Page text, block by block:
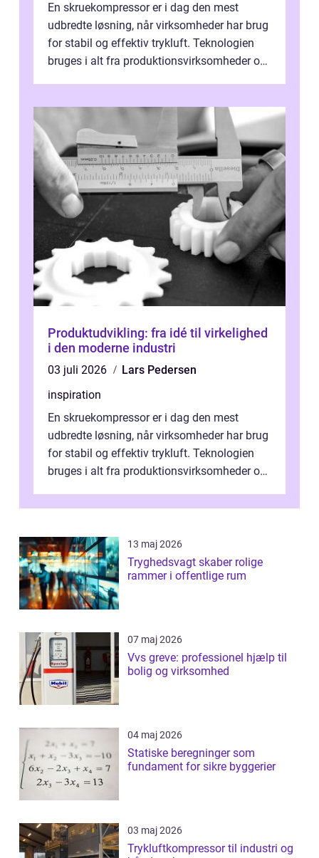
En skruekompressor er i dag den mest
udbredte løsning, når virksomheder har brug
for stabil og effektiv trykluft. Teknologien
bruges i alt fra produktionsvirksomheder og
Produktudvikling: fra idé til virkelighed
i den moderne industri
03 juli 2026
Lars Pedersen
inspiration
En skruekompressor er i dag den mest
udbredte løsning, når virksomheder har brug
for stabil og effektiv trykluft. Teknologien
bruges i alt fra produktionsvirksomheder og
13 maj 2026
Tryghedsvagt skaber rolige
rammer i offentlige rum
07 maj 2026
Vvs greve: professionel hjælp til
bolig og virksomhed
04 maj 2026
Statiske beregninger som
fundament for sikre byggerier
03 maj 2026
Trykluftkompressor til industri og